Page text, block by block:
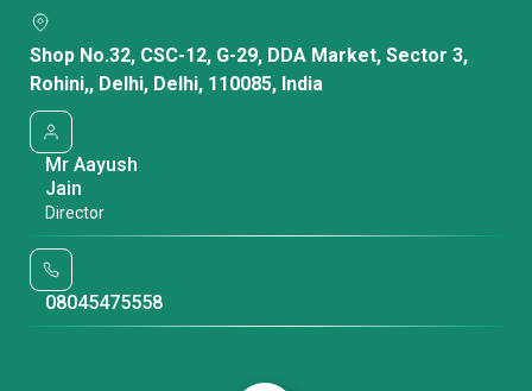
Shop No.32, CSC-12, G-29, DDA Market, Sector 3,
Rohini,, Delhi, Delhi, 110085, India
Mr Aayush
Jain
Director
08045475558